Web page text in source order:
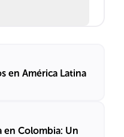
en América Latina
en Colombia: Un